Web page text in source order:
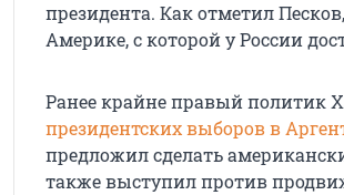
президента. Как отметил
Америке, с которой у России
Ранее крайне правый политик
президентских выборов в
предложил сделать
также выступил против